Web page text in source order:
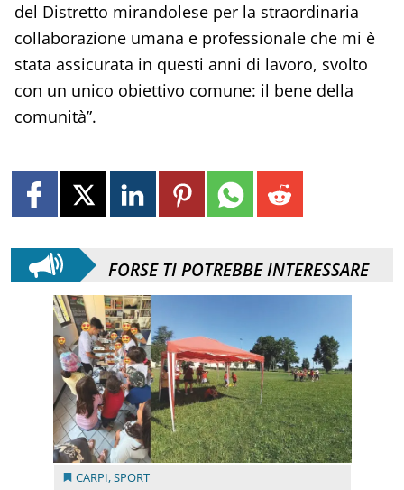
del Distretto mirandolese per la straordinaria
collaborazione umana e professionale che mi è
stata assicurata in questi anni di lavoro, svolto
con un unico obiettivo comune: il bene della
comunità”.
FORSE TI POTREBBE INTERESSARE
CARPI,SPORT